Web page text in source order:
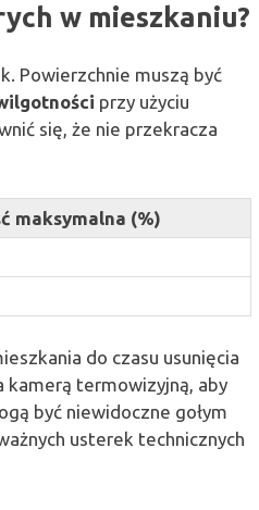
w mieszkaniu?
Powierzchnie muszą być
przy użyciu
się, że nie przekracza
maksymalna (%)
do czasu usunięcia
kamerą termowizyjną, aby
być niewidoczne gołym
usterek technicznych